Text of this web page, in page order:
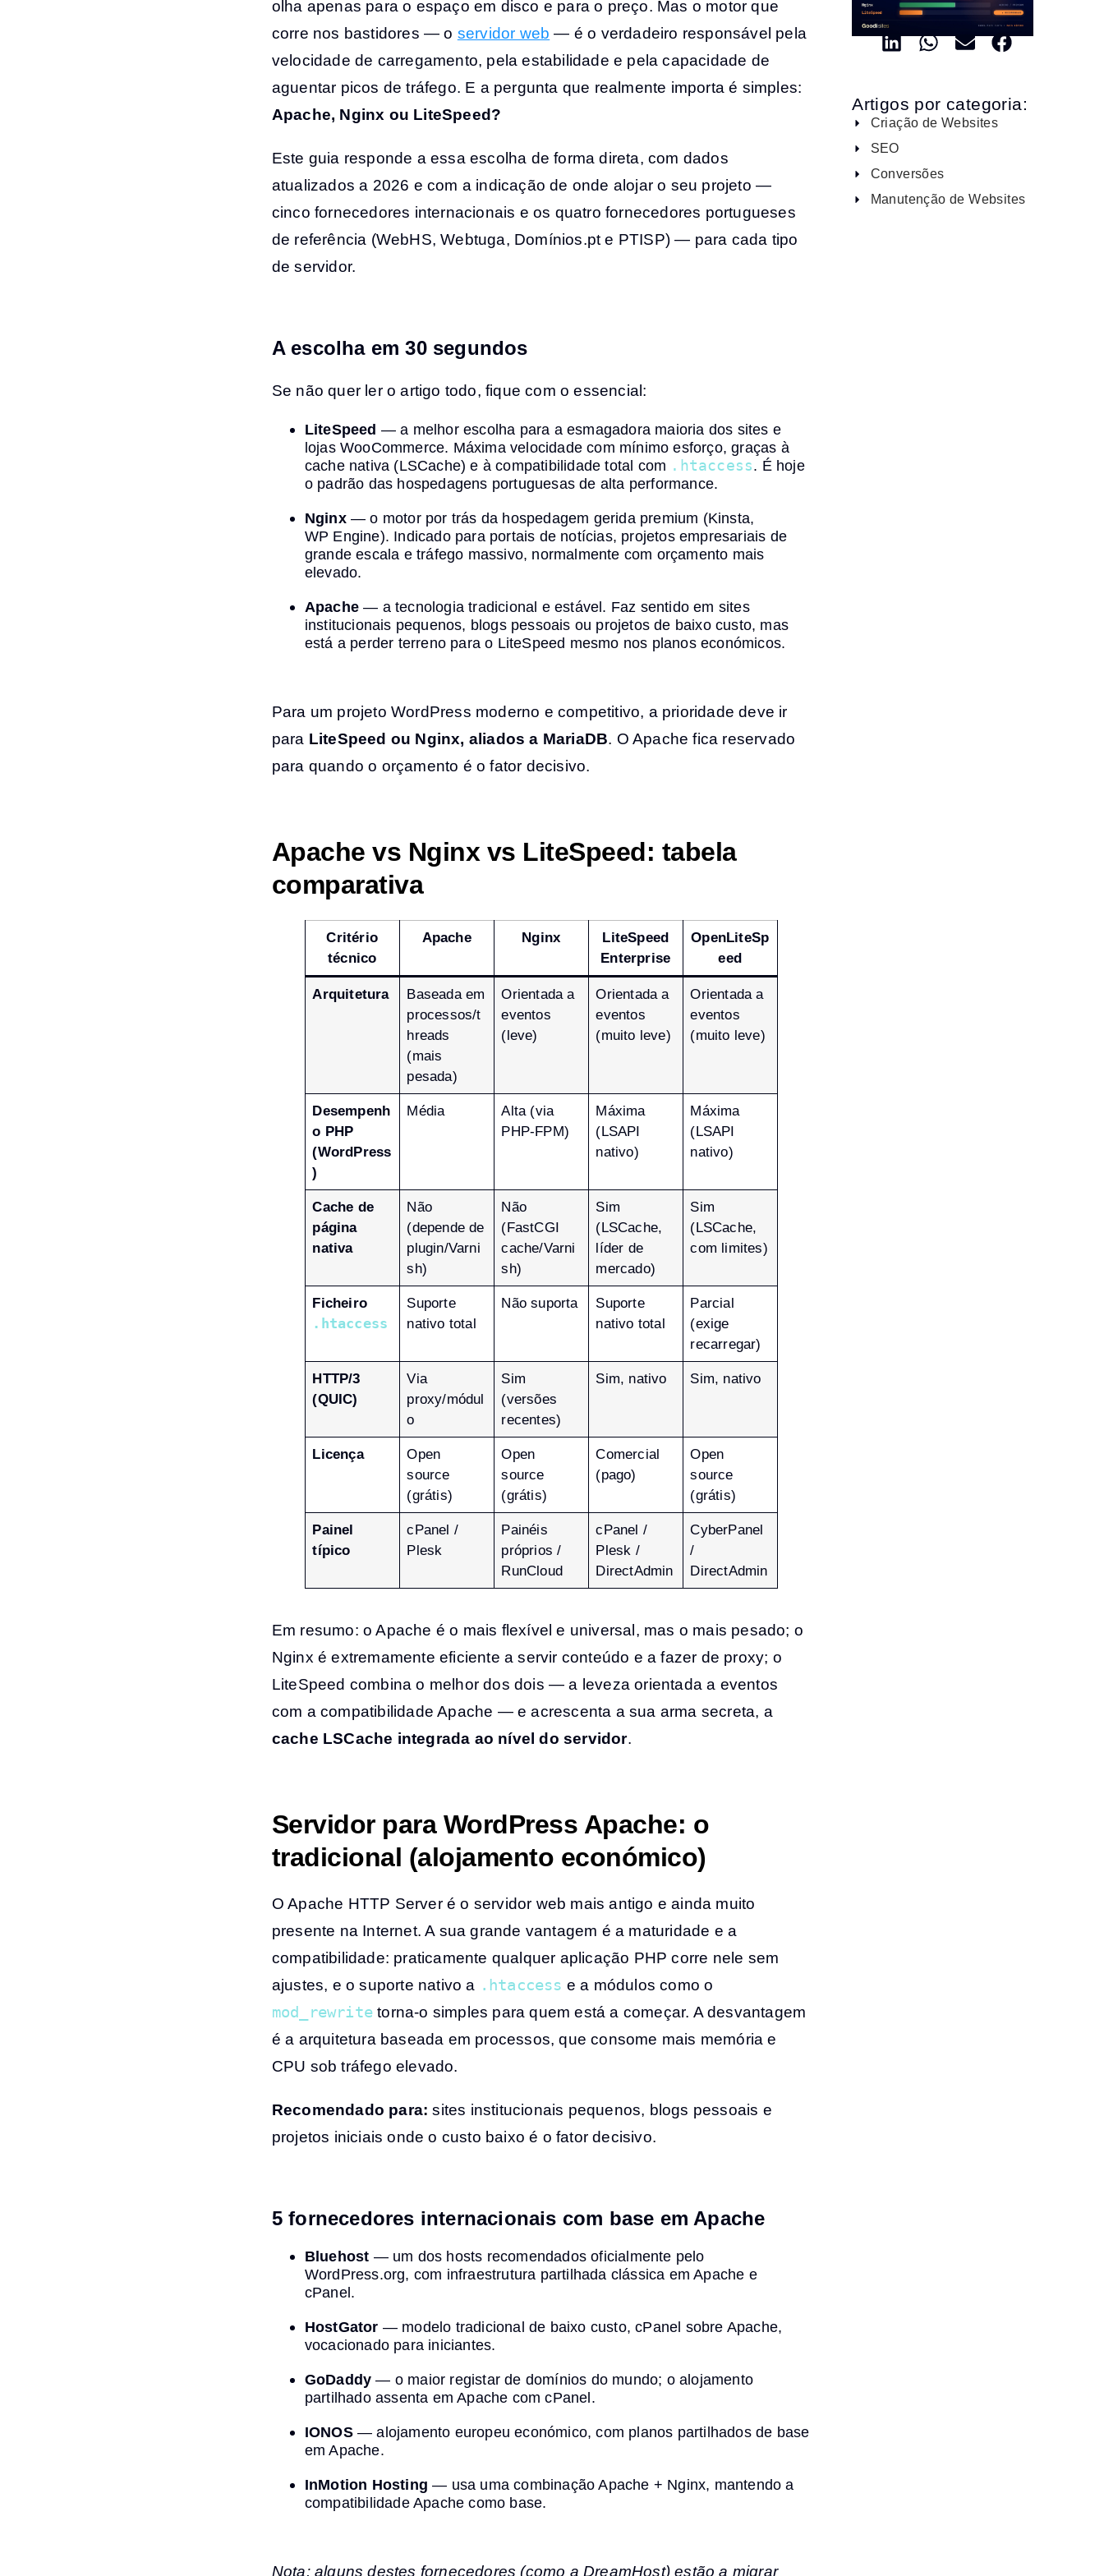
olha apenas para o espaço em disco e para o preço. Mas o motor que
corre nos bastidores — o servidor web — é o verdadeiro responsável pela
velocidade de carregamento, pela estabilidade e pela capacidade de
aguentar picos de tráfego. E a pergunta que realmente importa é simples:
Apache, Nginx ou LiteSpeed?
Este guia responde a essa escolha de forma direta, com dados
atualizados a 2026 e com a indicação de onde alojar o seu projeto —
cinco fornecedores internacionais e os quatro fornecedores portugueses
de referência (WebHS, Webtuga, Domínios.pt e PTISP) — para cada tipo
de servidor.
A escolha em 30 segundos
Se não quer ler o artigo todo, fique com o essencial:
LiteSpeed — a melhor escolha para a esmagadora maioria dos sites e
lojas WooCommerce. Máxima velocidade com mínimo esforço, graças à
cache nativa (LSCache) e à compatibilidade total com .htaccess. É hoje
o padrão das hospedagens portuguesas de alta performance.
Nginx— o motor por trás da hospedagem gerida premium (Kinsta,
WP Engine). Indicado para portais de notícias, projetos empresariais de
grande escala e tráfego massivo, normalmente com orçamento mais
elevado.
Apache — a tecnologia tradicional e estável. Faz sentido em sites
institucionais pequenos, blogs pessoais ou projetos de baixo custo, mas
está a perder terreno para o LiteSpeed mesmo nos planos económicos.
Para um projeto WordPress moderno e competitivo, a prioridade deve ir
para LiteSpeed ou Nginx, aliados a MariaDB. O Apache fica reservado
para quando o orçamento é o fator decisivo.
Apache vs Nginx vs LiteSpeed: tabela
comparativa
Critério
técnico
Apache Nginx
LiteSpeed
Enterprise
OpenLiteSp
eed
Arquitetura
Baseada em
processos/t
hreads
(mais
pesada)
Orientada a
eventos
(leve)
Orientada a
eventos
(muito leve)
Orientada a
eventos
(muito leve)
Desempenh
o PHP
(WordPress
)
Média
Alta (via
PHP-FPM)
Máxima
(LSAPI
nativo)
Máxima
(LSAPI
nativo)
Cache de
página
nativa
Não
(depende de
plugin/Varni
sh)
Não
(FastCGI
cache/Varni
sh)
Sim
(LSCache,
líder de
mercado)
Sim
(LSCache,
com limites)
Ficheiro
.htaccess
Suporte
nativo total
Não suporta
Suporte
nativo total
Parcial
(exige
recarregar)
HTTP/3
(QUIC)
Via
proxy/módul
o
Sim
(versões
recentes)
Sim, nativo Sim, nativo
Licença
Open
source
(grátis)
Open
source
(grátis)
Comercial
(pago)
Open
source
(grátis)
Painel
típico
cPanel /
Plesk
Painéis
próprios /
RunCloud
cPanel /
Plesk /
DirectAdmin
CyberPanel
/
DirectAdmin
Em resumo: o Apache é o mais flexível e universal, mas o mais pesado; o
Nginx é extremamente eficiente a servir conteúdo e a fazer de proxy; o
LiteSpeed combina o melhor dos dois — a leveza orientada a eventos
com a compatibilidade Apache — e acrescenta a sua arma secreta, a
cache LSCache integrada ao nível do servidor.
Servidor para WordPress Apache: o
tradicional (alojamento económico)
O Apache HTTP Server é o servidor web mais antigo e ainda muito
presente na Internet. A sua grande vantagem é a maturidade e a
compatibilidade: praticamente qualquer aplicação PHP corre nele sem
ajustes, e o suporte nativo a .htaccess e a módulos como o
mod_rewrite torna-o simples para quem está a começar. A desvantagem
é a arquitetura baseada em processos, que consome mais memória e
CPU sob tráfego elevado.
Recomendado para: sites institucionais pequenos, blogs pessoais e
projetos iniciais onde o custo baixo é o fator decisivo.
5 fornecedores internacionais com base em Apache
Bluehost — um dos hosts recomendados oficialmente pelo
WordPress.org, com infraestrutura partilhada clássica em Apache e
cPanel.
HostGator — modelo tradicional de baixo custo, cPanel sobre Apache,
vocacionado para iniciantes.
GoDaddy — o maior registar de domínios do mundo; o alojamento
partilhado assenta em Apache com cPanel.
IONOS— alojamento europeu económico, com planos partilhados de base
em Apache.
InMotion Hosting — usa uma combinação Apache + Nginx, mantendo a
compatibilidade Apache como base.
Nota: alguns destes fornecedores (como a DreamHost) estão a migrar
Artigos por categoria:
Criação de Websites
SEO
Conversões
Manutenção de Websites